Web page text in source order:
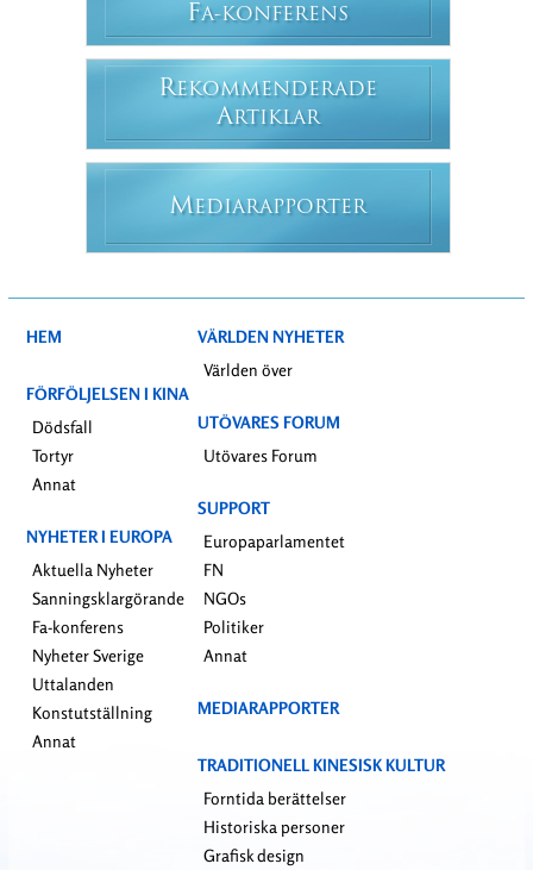
FA-KONFERENS
REKOMMENDERADE
ARTIKLAR
MEDIARAPPORTER
HEM
FÖRFÖLJELSEN I KINA
Dödsfall
Tortyr
Annat
NYHETER I EUROPA
Aktuella Nyheter
Sanningsklargörande
Fa-konferens
Nyheter Sverige
Uttalanden
Konstutställning
Annat
VÄRLDEN NYHETER
Världen över
UTÖVARES FORUM
Utövares Forum
SUPPORT
Europaparlamentet
FN
NGOs
Politiker
Annat
MEDIARAPPORTER
TRADITIONELL KINESISK KULTUR
Forntida berättelser
Historiska personer
Grafisk design